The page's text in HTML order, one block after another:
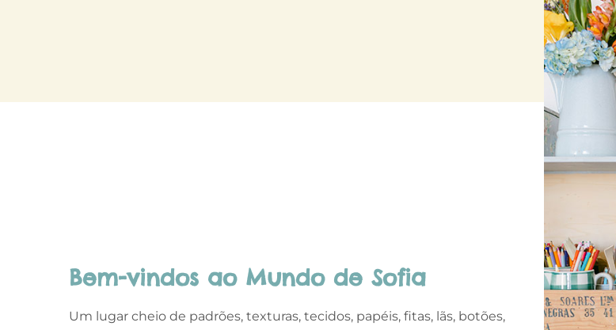
Bem-vindos ao Mundo de Sofia
Um lugar cheio de padrões, texturas, tecidos, papéis, fitas, lãs, botões,